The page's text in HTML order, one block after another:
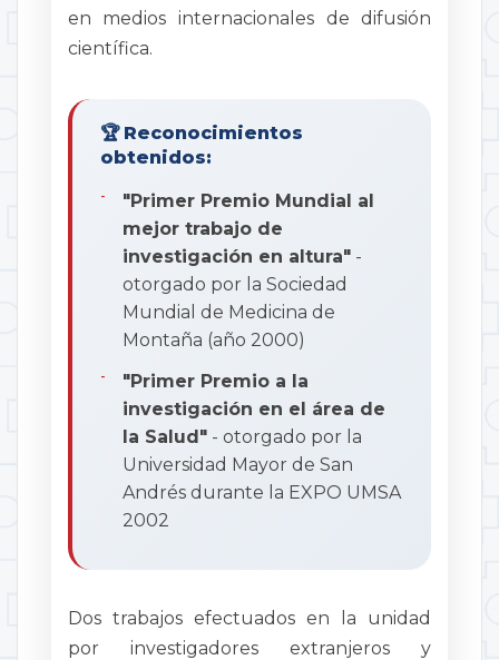
en medios internacionales de difusión
científica.
🏆 Reconocimientos
obtenidos:
"Primer Premio Mundial al
mejor trabajo de
investigación en altura"-
otorgado por la Sociedad
Mundial de Medicina de
Montaña (año 2000)
"Primer Premio a la
investigación en el área de
la Salud"- otorgado por la
Universidad Mayor de San
Andrés durante la EXPO UMSA
2002
Dos trabajos efectuados en la unidad
por investigadores extranjeros y